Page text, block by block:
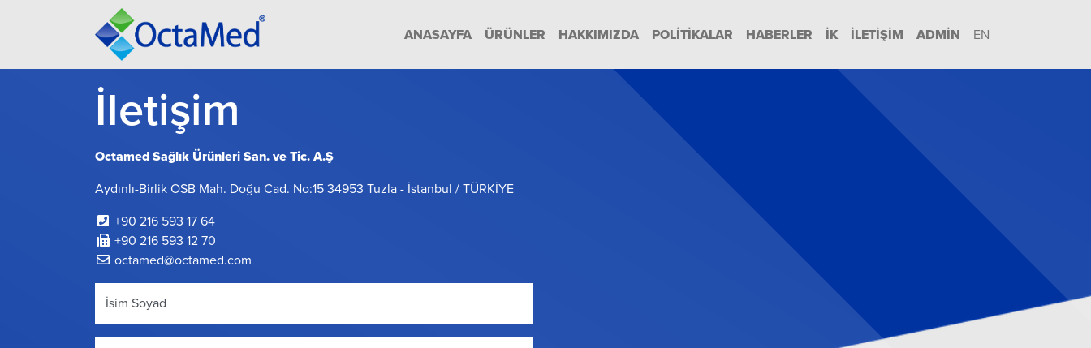
ANASAYFA ÜRÜNLER HAKKIMIZDA POLITIKALAR HABERLER İK İLETIŞIM ADMIN EN
İletişim
Octamed Sağlık Ürünleri San. ve Tic. A.Ş
Aydınlı-Birlik OSB Mah. Doğu Cad. No:15 34953 Tuzla - İstanbul / TÜRKİYE
+90 216 593 17 64
+90 216 593 12 70
octamed@octamed.com
İsim Soyad